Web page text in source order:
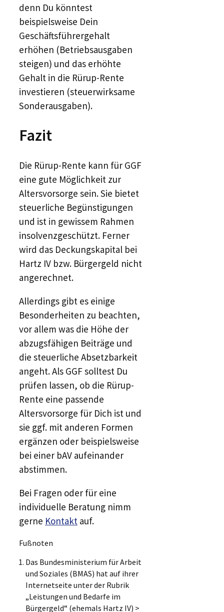
denn Du könntest
beispielsweise Dein
Geschäftsführergehalt
erhöhen (Betriebsausgaben
steigen) und das erhöhte
Gehalt in die Rürup-Rente
investieren (steuerwirksame
Sonderausgaben).
Fazit
Die Rürup-Rente kann für GGF
eine gute Möglichkeit zur
Altersvorsorge sein. Sie bietet
steuerliche Begünstigungen
und ist in gewissem Rahmen
insolvenzgeschützt. Ferner
wird das Deckungskapital bei
Hartz IV bzw. Bürgergeld nicht
angerechnet.
Allerdings gibt es einige
Besonderheiten zu beachten,
vor allem was die Höhe der
abzugsfähigen Beiträge und
die steuerliche Absetzbarkeit
angeht. Als GGF solltest Du
prüfen lassen, ob die Rürup-
Rente eine passende
Altersvorsorge für Dich ist und
sie ggf. mit anderen Formen
ergänzen oder beispielsweise
bei einer bAV aufeinander
abstimmen.
Bei Fragen oder für eine
individuelle Beratung nimm
gerne Kontakt auf.
Fußnoten
Das Bundesministerium für Arbeit
und Soziales (BMAS) hat auf ihrer
Internetseite unter der Rubrik
„Leistungen und Bedarfe im
Bürgergeld“ (ehemals Hartz IV) >